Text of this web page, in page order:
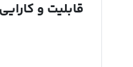
قابلیت و کارایی